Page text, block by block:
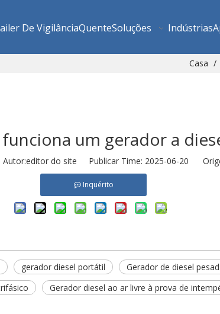
De VigilânciaQuenteSoluções Indústrias
Casa /
um gerador a
do site Publicar Time: 2025-06-20
Inquérito
gerador diesel portátil
Gerador de diesel
Gerador diesel ao ar livre à prova de